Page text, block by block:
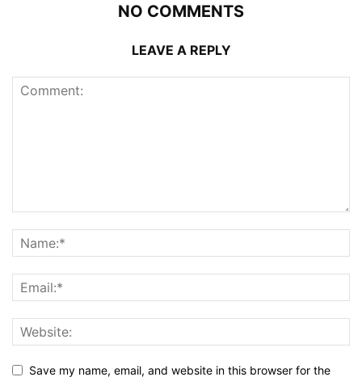
NO COMMENTS
LEAVE A REPLY
Save my name, email, and website in this browser for the